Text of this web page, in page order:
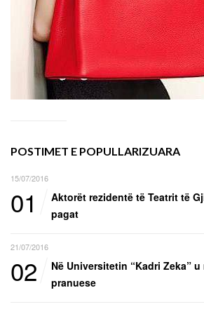
POSTIMET E POPULLARIZUARA
15/07/2016
01
Aktorët rezidentë të Teatrit të
pagat
21/07/2016
02
Në Universitetin “Kadri Zeka”
pranuese